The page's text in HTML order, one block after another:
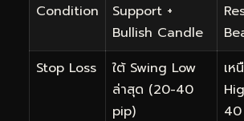
Condition
Support +
Bullish Candle
Stop Loss
ใต้ Swing Low
ล่าสุด (20-40
pip)
เห